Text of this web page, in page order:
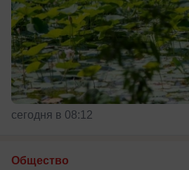
сегодня в 08:12
Общество